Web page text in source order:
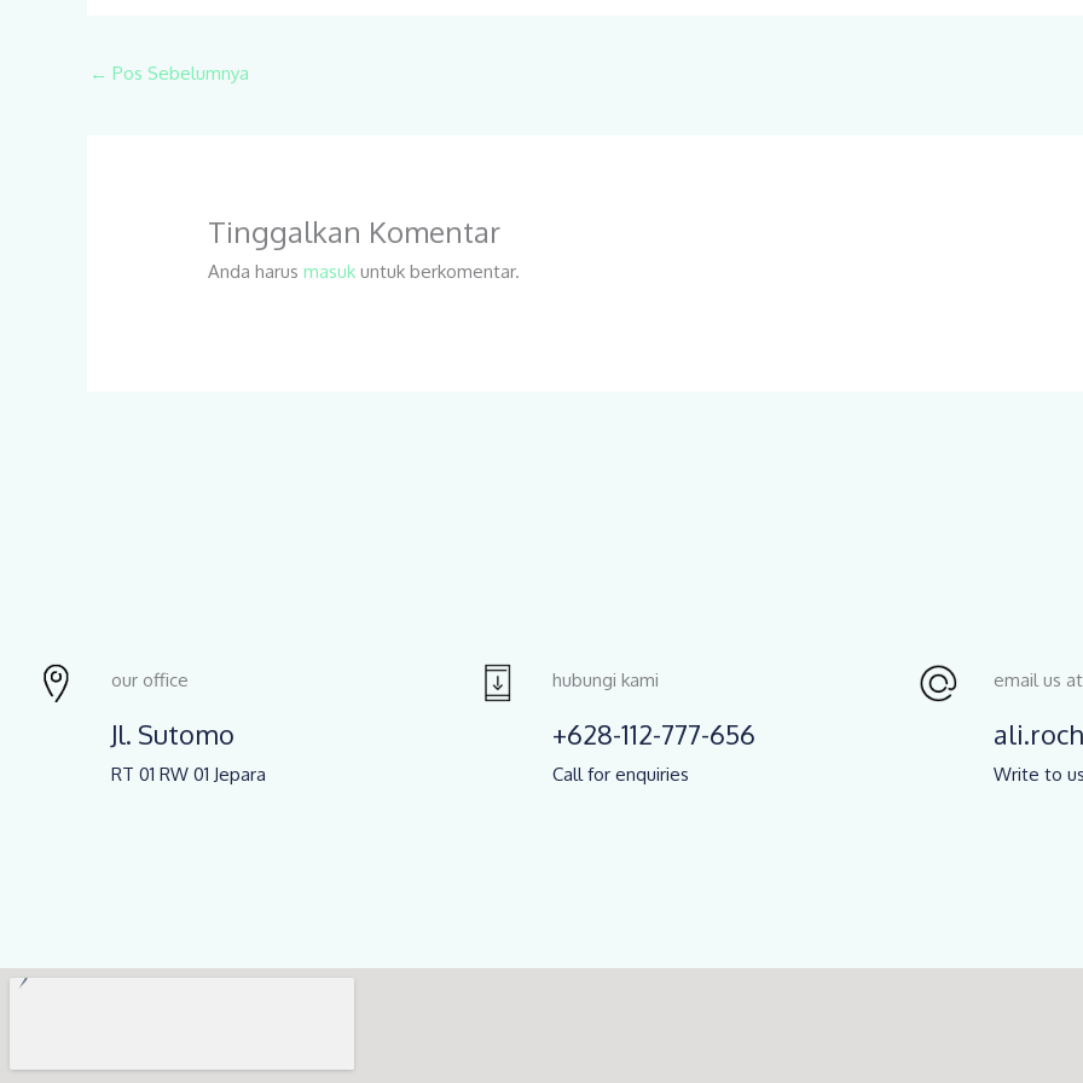
← Pos Sebelumnya
Tinggalkan Komentar
Anda harusmasuk untuk berkomentar.
our office
Jl. Sutomo
RT 01 RW 01 Jepara
hubungi kami
+628-112-777-656
Call for enquiries
email us at
Write to